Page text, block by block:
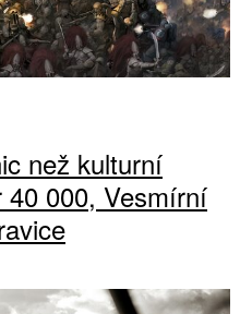
než kulturní
000, Vesmírní